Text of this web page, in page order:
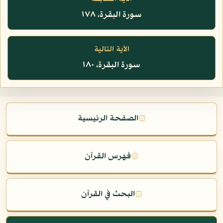
سورة البقرة، ١٧٨
الآية التالية
سورة البقرة، ١٨٠
۞الصفحة الرئيسية
۞فهرس القرآن
۞البحث في القرآن